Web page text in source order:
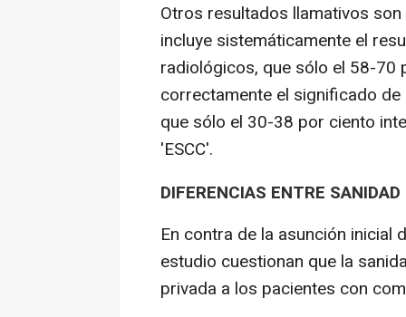
Otros resultados llamativos
incluye sistemáticamente el
radiológicos, que sólo el 58-70
correctamente el significado
que sólo el 30-38 por ciento
'ESCC'.
DIFERENCIAS ENTRE
En contra de la asunción
estudio cuestionan que la
privada a los pacientes con